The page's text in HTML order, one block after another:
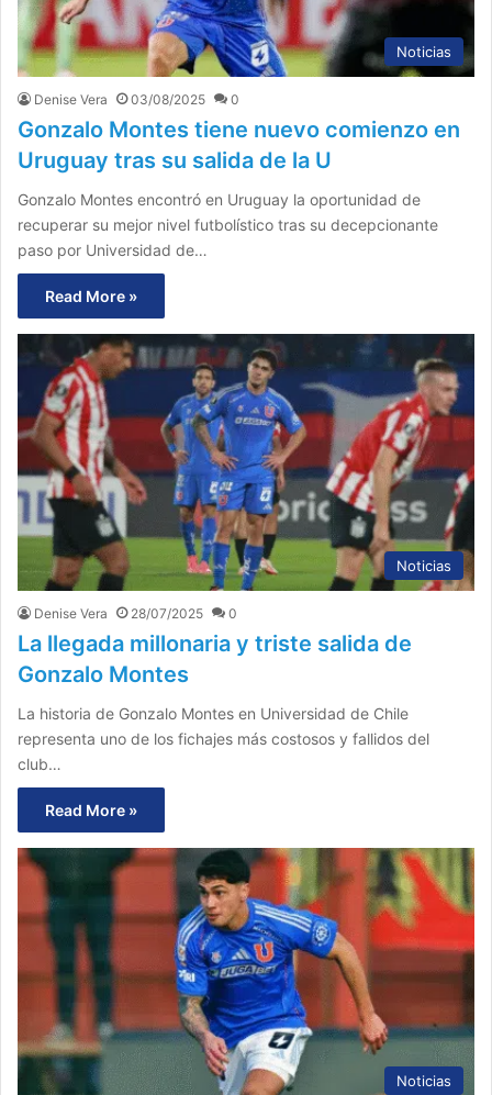
Noticias
Denise Vera 03/08/2025 0
Gonzalo Montes tiene nuevo comienzo en
Uruguay tras su salida de la U
Gonzalo Montes encontró en Uruguay la oportunidad de
recuperar su mejor nivel futbolístico tras su decepcionante
paso por Universidad de…
Read More »
Noticias
Denise Vera 28/07/2025 0
La llegada millonaria y triste salida de
Gonzalo Montes
La historia de Gonzalo Montes en Universidad de Chile
representa uno de los fichajes más costosos y fallidos del
club…
Read More »
Noticias